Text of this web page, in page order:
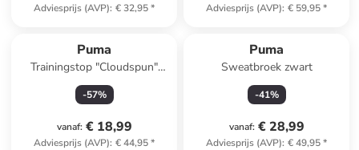
Adviesprijs (AVP): € 32,95* Adviesprijs (AVP): € 59,95*
Puma
Trainingstop "Cloudspun"
lichtblauw
-57%
vanaf: € 18,99
Adviesprijs (AVP): € 44,95*
Puma
Sweatbroek zwart
-41%
vanaf: € 28,99
Adviesprijs (AVP): € 49,95*